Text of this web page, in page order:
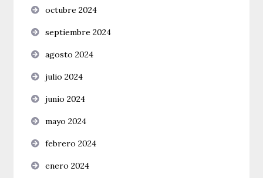
octubre 2024
septiembre 2024
agosto 2024
julio 2024
junio 2024
mayo 2024
febrero 2024
enero 2024